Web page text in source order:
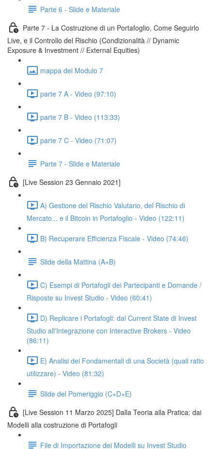
Parte 6 - Slide e Materiale
Parte 7 - La Costruzione di un Portafoglio, Come Seguirlo
Live, e il Controllo del Rischio (Condizionalità // Dynamic
Exposure & Investment // External Equities)
mappa del Modulo 7
parte 7 A - Video (97:10)
parte 7 B - Video (113:33)
parte 7 C - Video (71:07)
Parte 7 - Slide e Materiale
[Live Session 23 Gennaio 2021]
A) Gestione del Rischio Valutario, del Rischio di
Mercato... e il Bitcoin in Portafoglio - Video (122:11)
B) Recuperare Efficienza Fiscale - Video (74:46)
Slide della Mattina (A+B)
C) Esempi di Portafogli dei Partecipanti e Domande /
Risposte su Invest Studio - Video (60:41)
D) Replicare i Portafogli: dal Current State di Invest
Studio all'Integrazione con Interactive Brokers - Video
(86:11)
E) Analisi dei Fondamentali di una Società (quali ratio
utilizzare) - Video (81:32)
Slide del Pomeriggio (C+D+E)
[Live Session 11 Marzo 2025] Dalla Teoria alla Pratica: dai
Modelli alla costruzione di Portafogli
File di Importazione dei Modelli su Invest Studio